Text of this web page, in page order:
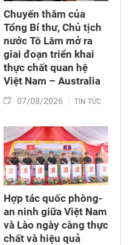
Chuyến thăm của
Tổng Bí thư, Chủ tịch
nước Tô Lâm mở ra
giai đoạn triển khai
thực chất quan hệ
Việt Nam – Australia
07/08/2026 TIN TỨC
Hợp tác quốc phòng-
an ninh giữa Việt Nam
và Lào ngày càng thực
chất và hiệu quả